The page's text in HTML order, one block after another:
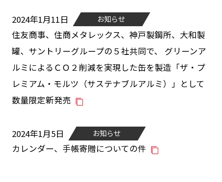
2024年1月11日 お知らせ
住友商事、住商メタレックス、神戸製鋼所、大和製
罐、サントリーグループの５社共同で、 グリーンア
ルミによるＣＯ２削減を実現した缶を製造「ザ・プ
レミアム・モルツ（サステナブルアルミ）」として
数量限定新発売
2024年1月5日 お知らせ
カレンダー、手帳寄贈についての件